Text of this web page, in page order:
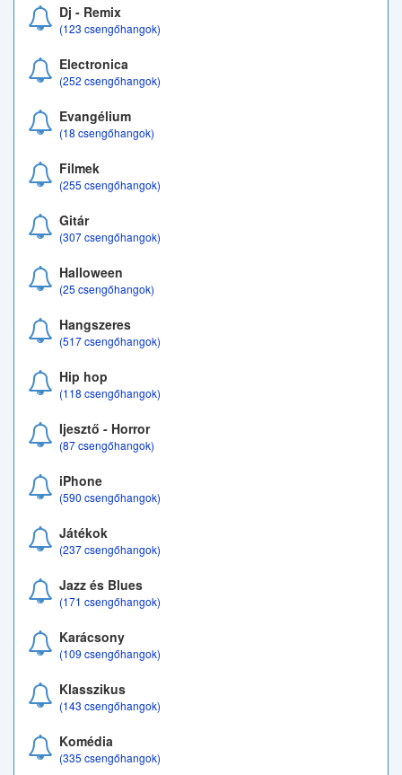
Dj - Remix
(123 csengőhangok)
Electronica
(252 csengőhangok)
Evangélium
(18 csengőhangok)
Filmek
(255 csengőhangok)
Gitár
(307 csengőhangok)
Halloween
(25 csengőhangok)
Hangszeres
(517 csengőhangok)
Hip hop
(118 csengőhangok)
Ijesztő - Horror
(87 csengőhangok)
iPhone
(590 csengőhangok)
Játékok
(237 csengőhangok)
Jazz és Blues
(171 csengőhangok)
Karácsony
(109 csengőhangok)
Klasszikus
(143 csengőhangok)
Komédia
(335 csengőhangok)